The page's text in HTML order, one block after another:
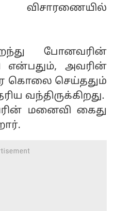
போனவரின்
அவரின்
கொலை செய்ததும்
வந்திருக்கிறது.
மனைவி கைது